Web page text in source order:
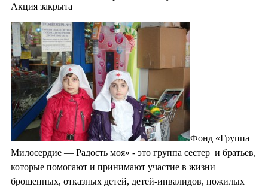
Акция закрыта
Фонд «Группа
Милосердие — Радость моя» - это группа сестер и братьев,
которые помогают и принимают участие в жизни
брошенных, отказных детей, детей-инвалидов, пожилых